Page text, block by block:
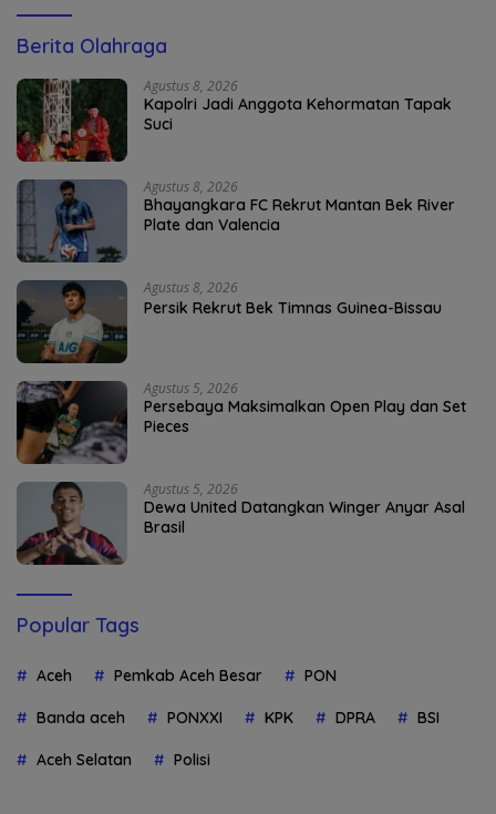
Berita Olahraga
Agustus 8, 2026
Kapolri Jadi Anggota Kehormatan Tapak
Suci
Agustus 8, 2026
Bhayangkara FC Rekrut Mantan Bek River
Plate dan Valencia
Agustus 8, 2026
Persik Rekrut Bek Timnas Guinea-Bissau
Agustus 5, 2026
Persebaya Maksimalkan Open Play dan Set
Pieces
Agustus 5, 2026
Dewa United Datangkan Winger Anyar Asal
Brasil
Popular Tags
Aceh Pemkab Aceh Besar PON
Banda aceh PONXXI KPK DPRA BSI
Aceh Selatan Polisi